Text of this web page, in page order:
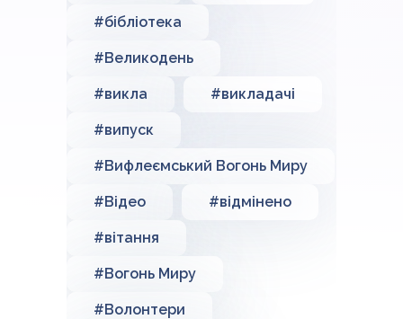
#бібліотека
#Великодень
#викла #викладачі
#випуск
#Вифлеємський Вогонь Миру
#Відео #відмінено
#вітання
#Вогонь Миру
#Волонтери